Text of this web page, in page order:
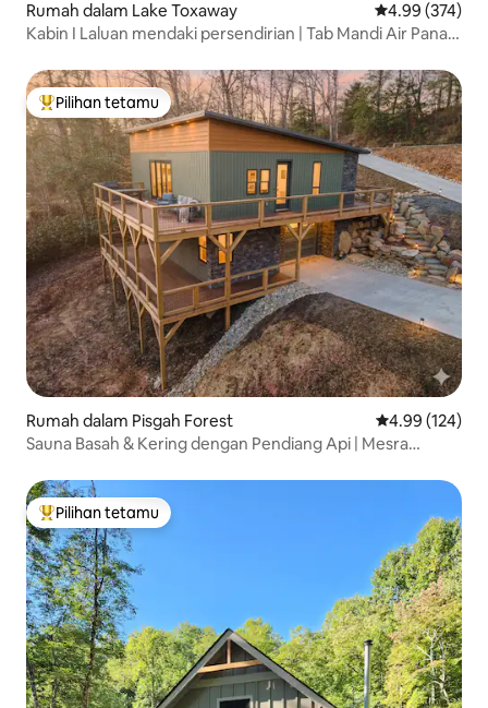
Rumah dalam Lake Toxaway Penarafan
4.99 (374)
Kabin I Laluan mendaki persendirian | Tab Mandi Air Panas
Pilihan utama tetamu
Pilihan tetamu
Rumah dalam Pisgah Forest Penarafan
4.99 (124)
Sauna Basah & Kering dengan Pendiang Api | Mesra
Pilihan utama tetamu
Pilihan tetamu